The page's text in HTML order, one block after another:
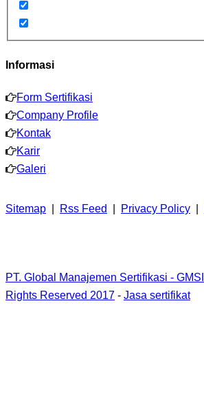
Informasi
Form Sertifikasi
Company Profile
Kontak
Karir
Galeri
Sitemap Rss Feed Privacy Policy
PT. Global Manajemen Sertifikasi -
Rights Reserved 2017 - Jasa sertifikat